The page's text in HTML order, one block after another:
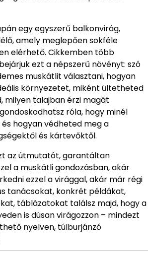
egy egyszerű balkonvirág,
amely meglepően sokféle
elérhető. Cikkemben több
ezt a népszerű növényt: szó
muskátlit választani, hogyan
környezetet, miként ültetheted
milyen talajban érzi magát
róla, hogy minél
hogyan védheted meg a
és kártevőktől.
az útmutatót, garantáltan
a muskátli gondozásban, akár
ezzel a virággal, akár már régi
tanácsokat, konkrét példákat,
táblázatokat találsz majd, hogy a
is dúsan virágozzon – mindezt
nyelven, túlburjánzó